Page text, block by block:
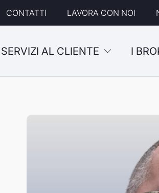
CONTATTI LAVORA CON NOI
SERVIZI AL CLIENTE I